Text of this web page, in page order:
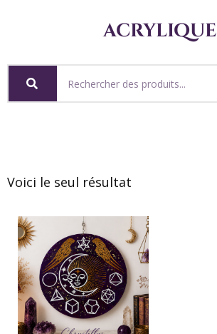
acrylique
Voici le seul résultat